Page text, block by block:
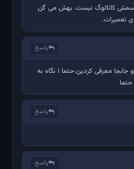
کاتالوگ نیست. بهش می گن
تعمیرات.
پاسخ
سلام.شما دنده ۴ و ۳ رو جابجا معرفی کردین.حتما ۱ نگاه به
حتما
پاسخ
پاسخ